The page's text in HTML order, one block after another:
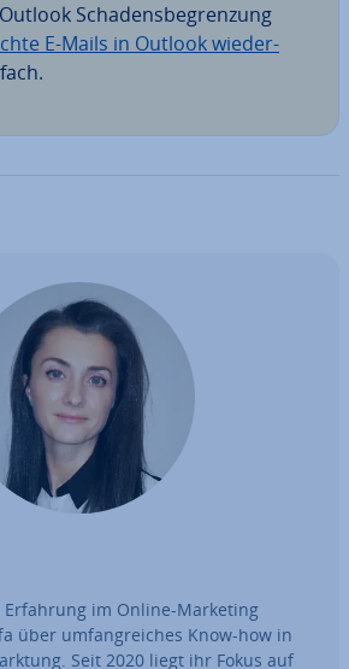
Scha­dens­be­gren­zung
E-Mails in Outlook wie­der­
Erfahrung im Online-Marketing
über um­fang­rei­ches Know-how in
Seit 2020 liegt ihr Fokus auf